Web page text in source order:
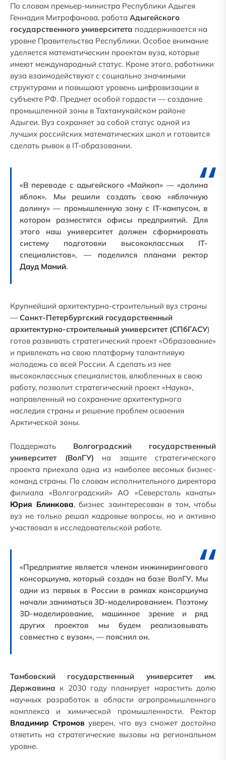
По словам премьер-министра Республики Адыгея
Геннадия Митрофанова, работа Адыгейского
государственного университета поддерживается на
уровне Правительства Республики. Особое внимание
уделяется математическим проектам вуза, которые
имеют международный статус. Кроме этого, работники
вуза взаимодействуют с социально значимыми
структурами и повышают уровень цифровизации в
субъекте РФ. Предмет особой гордости — создание
промышленной зоны в Тахтамукайском районе
Адыгеи. Вуз сохраняет за собой статус одной из
лучших российских математических школ и готовится
сделать рывок в IT-образовании.
«В переводе с адыгейского «Майкоп» — «долина
яблок». Мы решили создать свою «яблочную
долину» — промышленную зону с IT-кампусом, в
котором разместятся офисы предприятий. Для
этого наш университет должен сформировать
систему подготовки высококлассных IT-
специалистов», — поделился планами ректор
Дауд Мамий.
Крупнейший архитектурно-строительный вуз страны
— Санкт-Петербургский государственный
архитектурно-строительный университет (СПбГАСУ)
готов развивать стратегический проект «Образование»
и привлекать на свою платформу талантливую
молодежь со всей России. А сделать из нее
высококлассных специалистов, влюбленных в свою
работу, позволит стратегический проект «Наука»,
направленный на сохранение архитектурного
наследия страны и решение проблем освоения
Арктической зоны.
Поддержать Волгоградский государственный
университет (ВолГУ) на защите стратегического
проекта приехала одна из наиболее весомых бизнес-
команд страны. По словам исполнительного директора
филиала «Волгоградский» АО «Северсталь канаты»
Юрия Блинкова, бизнес заинтересован в том, чтобы
вуз не только решал кадровые вопросы, но и активно
участвовал в исследовательской работе.
«Предприятие является членом инжинирингового
консорциума, который создан на базе ВолГУ. Мы
одни из первых в России в рамках консорциума
начали заниматься 3D-моделированием. Поэтому
3D-моделирование, машинное зрение и ряд
других проектов мы будем реализовывать
совместно с вузом», — пояснил он.
Тамбовский государственный университет им.
Державина к 2030 году планирует нарастить долю
научных разработок в области агропромышленного
комплекса и химической промышленности. Ректор
Владимир Стромов уверен, что вуз сможет достойно
ответить на стратегические вызовы на региональном
уровне.